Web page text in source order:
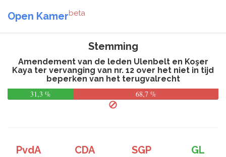
Open Kamerbeta
Stemming
Amendement van de leden Ulenbelt en Koşer
Kaya ter vervanging van nr. 12 over het niet in tijd
beperken van het terugvalrecht
31,3 %
68,7 %
PvdA CDA SGP
GL